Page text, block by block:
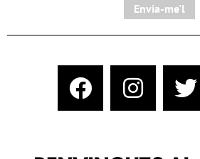
Envia-me'l